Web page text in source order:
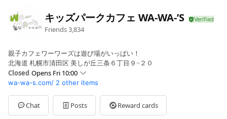
キッズパークカフェ WA-WA-’S
Friends3,834
親子カフェワーワーズは遊び場がいっぱい！
北海道 札幌市清田区 美しが丘三条６丁目９−２０
Closed Opens Fri 10:00
Sun10:00 - 20:00
Mon10:00 - 18:00
Tue10:00 - 18:00
Wed10:00 - 18:00
wa-wa-s.com/ 2 other items
Chat Posts Reward cards